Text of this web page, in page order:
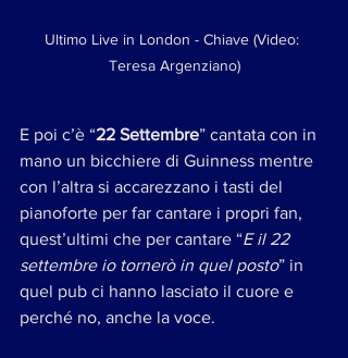
Ultimo Live in London - Chiave (Video:
Teresa Argenziano)
E poi c’è “22 Settembre” cantata con in
mano un bicchiere di Guinness mentre
con l’altra si accarezzano i tasti del
pianoforte per far cantare i propri fan,
quest’ultimi che per cantare “E il 22
settembre io tornerò in quel posto” in
quel pub ci hanno lasciato il cuore e
perché no, anche la voce.